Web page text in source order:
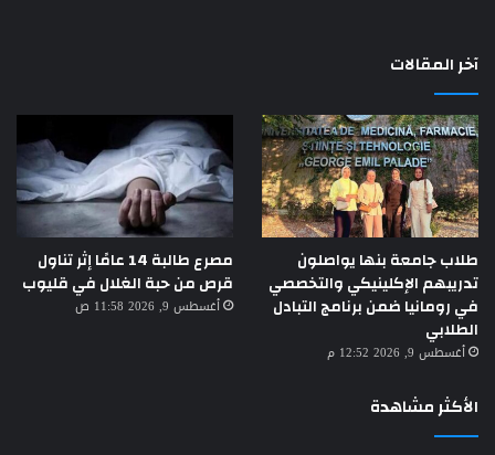
آخر المقالات
طلاب جامعة بنها يواصلون
تدريبهم الإكلينيكي والتخصصي
في رومانيا ضمن برنامج التبادل
الطلابي
أغسطس 9, 2026 12:52 م
مصرع طالبة 14 عامًا إثر تناول
قرص من حبة الغلال في قليوب
أغسطس 9, 2026 11:58 ص
الأكثر مشاهدة